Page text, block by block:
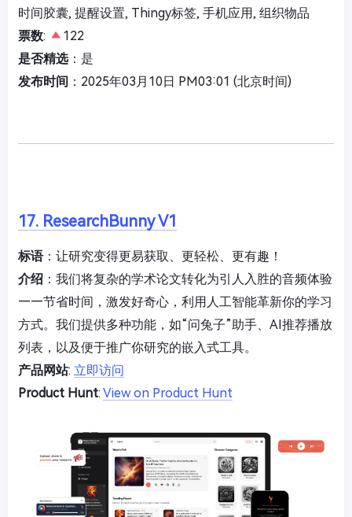
时间胶囊, 提醒设置, Thingy标签, 手机应用, 组织物品
票数:
122
是否精选：是
发布时间 ：2025年03月10日 PM03:01 (北京时间)
17. ResearchBunny V1
标语：让研究变得更易获取、更轻松、更有趣！
介绍 ：我们将复杂的学术论文转化为引人入胜的音频体验
——节省时间，激发好奇心，利用人工智能革新你的学习
方式。我们提供多种功能，如“问兔子”助手、AI推荐播放
列表，以及便于推广你研究的嵌入式工具。
产品网站: 立即访问
Product Hunt: View on Product Hunt